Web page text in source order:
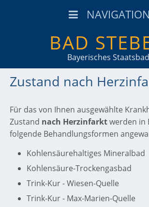
NAVIGATION
BAD
Bayerisches Staatsbad
Zustand nach
Für das von Ihnen ausgewählte
Zustand nach Herzinfarktwerden in
folgende Behandlungsformen
Kohlensäurehaltiges Mineralbad
Kohlensäure-Trockengasbad
Trink-Kur - Wiesen-Quelle
Trink-Kur - Max-Marien-Quelle